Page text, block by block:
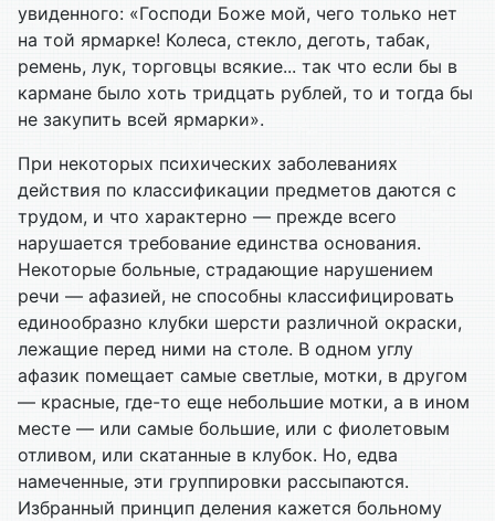
увиденного: «Господи Боже мой, чего только нет
на той ярмарке! Колеса, стекло, деготь, табак,
ремень, лук, торговцы всякие... так что если бы в
кармане было хоть тридцать рублей, то и тогда бы
не закупить всей ярмарки».
При некоторых психических заболеваниях
действия по классификации предметов даются с
трудом, и что характерно — прежде всего
нарушается требование единства основания.
Некоторые больные, страдающие нарушением
речи — афазией, не способны классифицировать
единообразно клубки шерсти различной окраски,
лежащие перед ними на столе. В одном углу
афазик помещает самые светлые, мотки, в другом
— красные, где-то еще небольшие мотки, а в ином
месте — или самые большие, или с фиолетовым
отливом, или скатанные в клубок. Но, едва
намеченные, эти группировки рассыпаются.
Избранный принцип деления кажется больному